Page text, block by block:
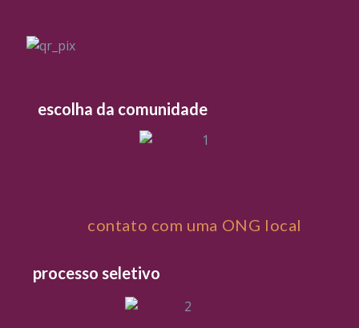
escolha da comunidade
contato com uma ONG local
processo seletivo